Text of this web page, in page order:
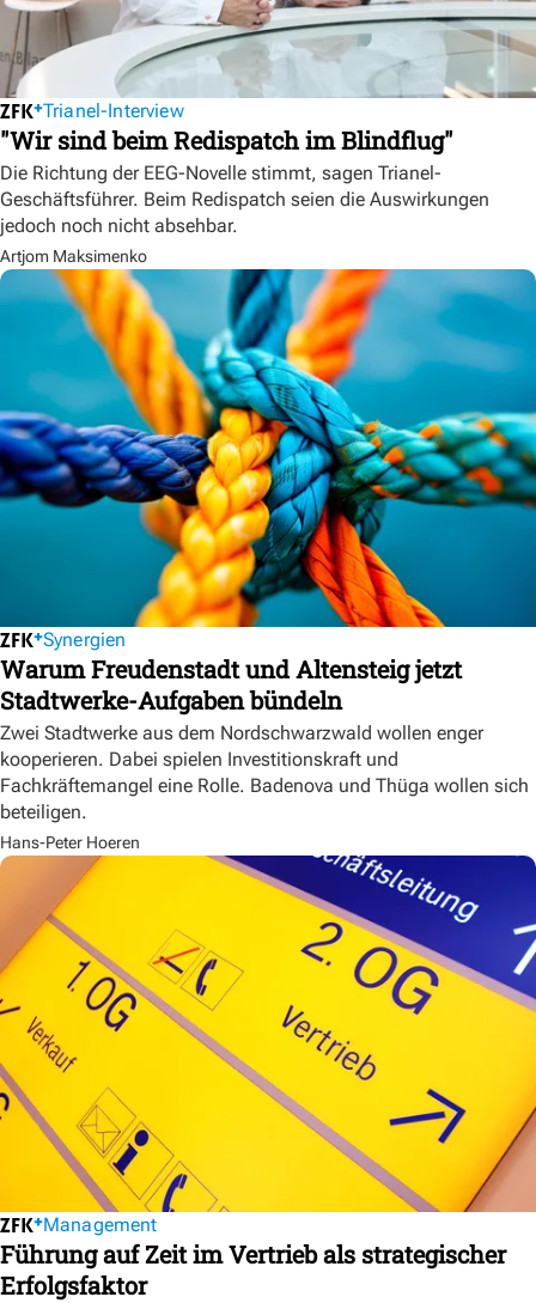
Trianel-Interview
"Wir sind beim Redispatch im Blindflug"
Die Richtung der EEG-Novelle stimmt, sagen Trianel-
Geschäftsführer. Beim Redispatch seien die Auswirkungen
jedoch noch nicht absehbar.
Artjom Maksimenko
Synergien
Warum Freudenstadt und Altensteig jetzt
Stadtwerke-Aufgaben bündeln
Zwei Stadtwerke aus dem Nordschwarzwald wollen enger
kooperieren. Dabei spielen Investitionskraft und
Fachkräftemangel eine Rolle. Badenova und Thüga wollen sich
beteiligen.
Hans-Peter Hoeren
Management
Führung auf Zeit im Vertrieb als strategischer
Erfolgsfaktor